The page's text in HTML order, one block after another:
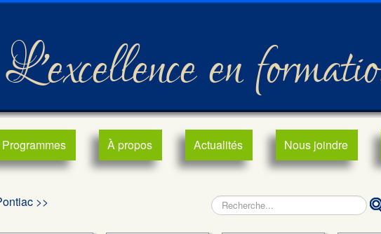
L'excellence en
Programmes À propos Actualités Nous joindre
>> Rechercher